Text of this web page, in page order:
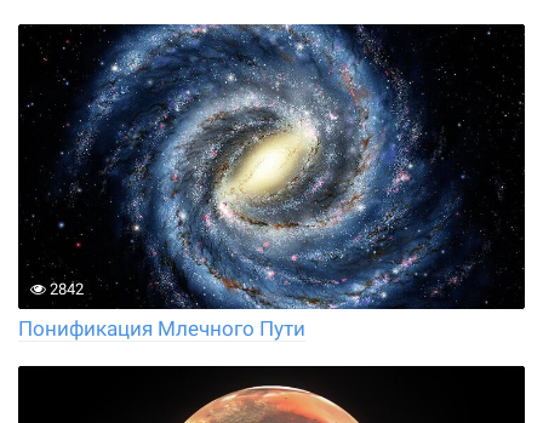
2842
Понификация Млечного Пути